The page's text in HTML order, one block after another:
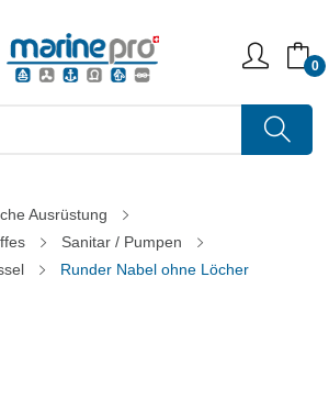
0
Ausrüstung
Sanitar / Pumpen
Runder Nabel ohne Löcher